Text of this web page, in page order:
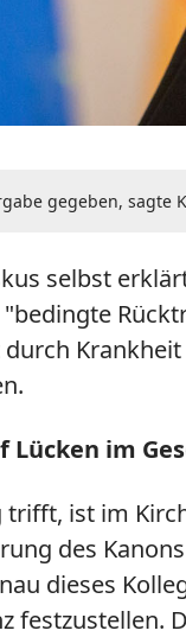
gegeben,
selbst
im
trifft, ist im
des
dieses
festzustellen.